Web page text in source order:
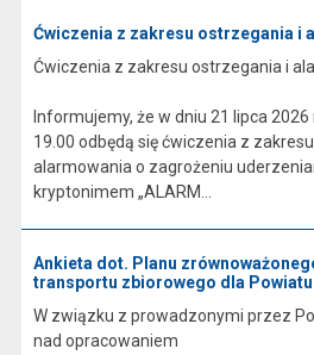
Ćwiczenia z zakresu ostrzegania i
Ćwiczenia z zakresu ostrzegania i
Informujemy, że w dniu 21 lipca
19.00 odbędą się ćwiczenia z
alarmowania o zagrożeniu
kryptonimem „ALARM...
Ankieta dot. Planu
transportu zbiorowego dla
W związku z prowadzonymi przez
nad opracowaniem